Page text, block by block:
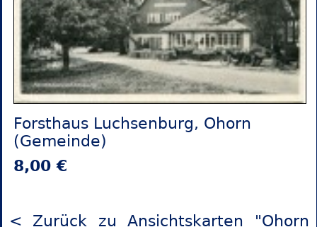
Forsthaus Luchsenburg, Ohorn
(Gemeinde)
8,00 €
< Zurück zu Ansichtskarten "Ohorn